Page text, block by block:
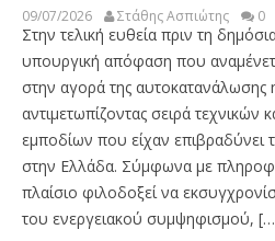
09/07/2026 Στάθης Ασπιώτης 0
Στην τελική ευθεία πριν τη
υπουργική απόφαση που
στην αγορά της αυτοκατανάλωσης
αντιμετωπίζοντας σειρά τεχνικών
εμποδίων που είχαν επιβραδύνει
στην Ελλάδα. Σύμφωνα με
πλαίσιο φιλοδοξεί να
του ενεργειακού συμψηφισμού,